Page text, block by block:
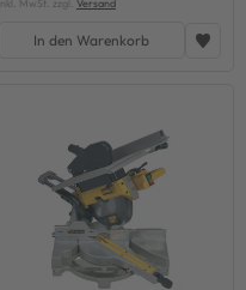
inkl. MwSt. zzgl. Versand
In den Warenkorb